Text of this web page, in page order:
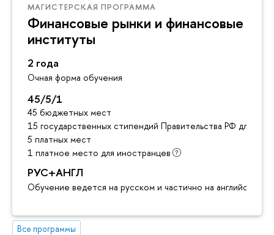
МАГИСТЕРСКАЯ ПРОГРАММА
Финансовые рынки и финансовые
институты
2 года
Очная форма обучения
45/5/1
45 бюджетных мест
15 государственных стипендий Правительства РФ для
5 платных мест
1 платное место для иностранцев
РУС+АНГЛ
Обучение ведется на русском и частично на английском
Все программы